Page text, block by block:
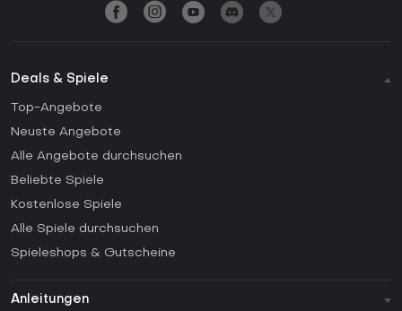
Deals & Spiele
Top-Angebote
Neuste Angebote
Alle Angebote durchsuchen
Beliebte Spiele
Kostenlose Spiele
Alle Spiele durchsuchen
Spieleshops & Gutscheine
Anleitungen